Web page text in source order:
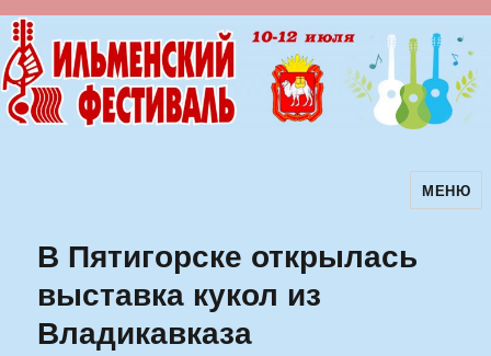
Ильменский фестиваль авторскойМЕНЮ
В Пятигорске открылась
выставка кукол из
Владикавказа